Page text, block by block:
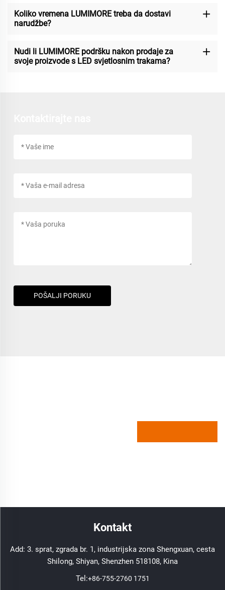
Koliko vremena LUMIMORE treba da dostavi
narudžbe?
Nudi li LUMIMORE podršku nakon prodaje za
svoje proizvode s LED svjetlosnim trakama?
POŠALJI PORUKU
Kontakt
Add: 3. sprat, zgrada br. 1, industrijska zona Shengxuan, cesta
Shilong, Shiyan, Shenzhen 518108, Kina
Tel:+86-755-2760 1751